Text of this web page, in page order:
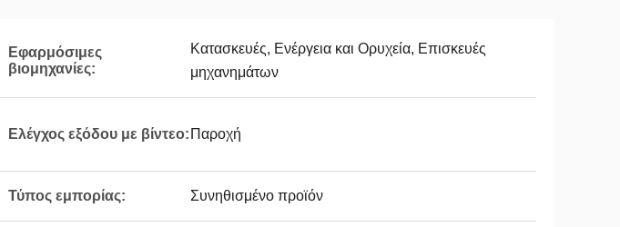
Εφαρμόσιμες
βιομηχανίες:
Κατασκευές, Ενέργεια και Ορυχεία, Επισκευές
μηχανημάτων
Ελέγχος εξόδου με βίντεο: Παροχή
Τύπος εμπορίας: Συνηθισμένο προϊόν